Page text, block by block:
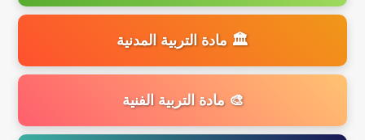
🏛️ مادة التربية المدنية
🎨 مادة التربية الفنية